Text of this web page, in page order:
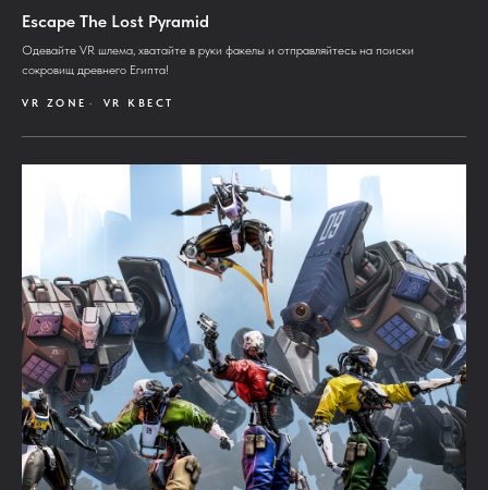
Escape The Lost Pyramid
Одевайте VR шлема, хватайте в руки факелы и отправляйтесь на поиски
сокровищ древнего Египта!
VR ZONE VR КВЕСТ